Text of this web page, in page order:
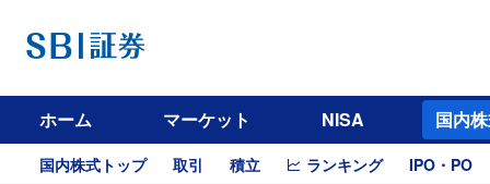
ホーム マーケット NISA 国内
国内株式トップ 取引 積立 ランキング IPO・PO